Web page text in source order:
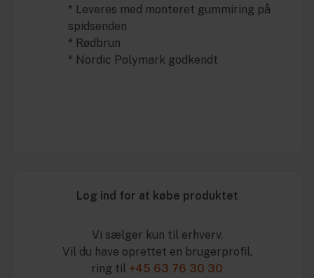
* Leveres med monteret gummiring på
spidsenden
* Rødbrun
* Nordic Polymark godkendt
Log ind for at købe produktet
Vi sælger kun til erhverv.
Vil du have oprettet en brugerprofil,
ring til +45 63 76 30 30